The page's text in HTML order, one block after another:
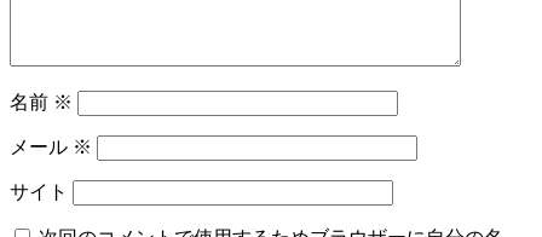
名前 ※
メール ※
サイト